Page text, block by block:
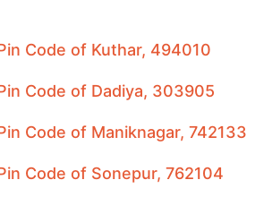
Code of Kuthar, 494010
Code of Dadiya, 303905
Code of Maniknagar, 742133
Code of Sonepur, 762104